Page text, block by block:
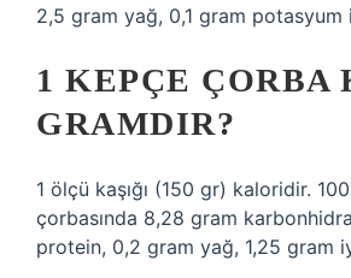
2,5 gram yağ, 0,1 gram potasyum
1 KEPÇE ÇORBA
GRAMDIR?
1 ölçü kaşığı (150 gr) kaloridir.
çorbasında 8,28 gram
protein, 0,2 gram yağ, 1,25 gram